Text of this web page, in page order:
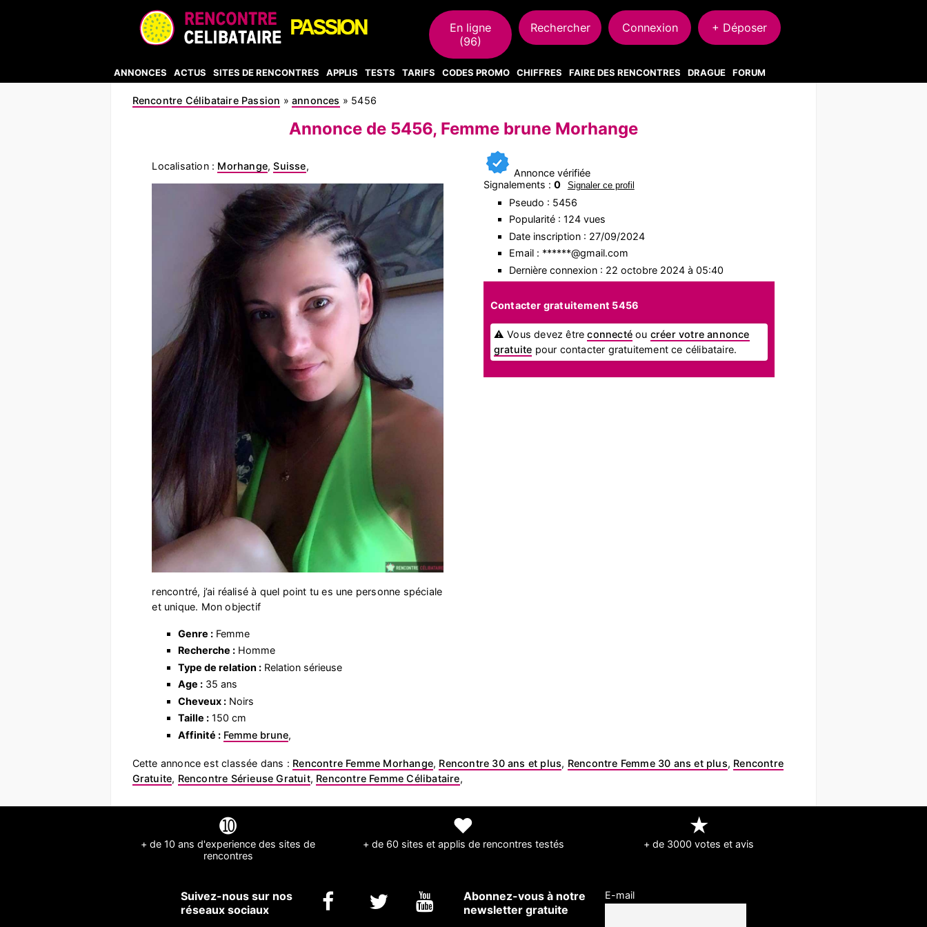
En ligne
(96)
Rechercher Connexion + Déposer
ANNONCES ACTUS SITES DE RENCONTRES APPLIS TESTS TARIFS CODES PROMO CHIFFRES FAIRE DES RENCONTRES DRAGUE FORUM
Rencontre Célibataire Passion »annonces » 5456
Annonce de 5456, Femme brune Morhange
Localisation : Morhange,Suisse,
rencontré, j’ai réalisé à quel point tu es une personne spéciale
et unique. Mon objectif
Genre :Femme
Recherche :Homme
Type de relation :Relation sérieuse
Age :35 ans
Cheveux :Noirs
Taille :150 cm
Affinité : Femme brune,
Annonce vérifiée
Signalements : 0 Signaler ce profil
Pseudo : 5456
Popularité : 124 vues
Date inscription : 27/09/2024
Email : ******@gmail.com
Dernière connexion : 22 octobre 2024 à 05:40
Contacter gratuitement 5456
⚠ Vous devez êtreconnecté ou créer votre annonce
gratuite pour contacter gratuitement ce célibataire.
Cette annonce est classée dans : Rencontre Femme Morhange, Rencontre 30 ans et plus, Rencontre Femme 30 ans et plus, Rencontre
Gratuite, Rencontre Sérieuse Gratuit, Rencontre Femme Célibataire,
➓
+ de 10 ans d'experience des sites de
rencontres
❤
+ de 60 sites et applis de rencontres testés
★
+ de 3000 votes et avis
Suivez-nous sur nos
réseaux sociaux
Abonnez-vous à notre
newsletter gratuite
E-mail